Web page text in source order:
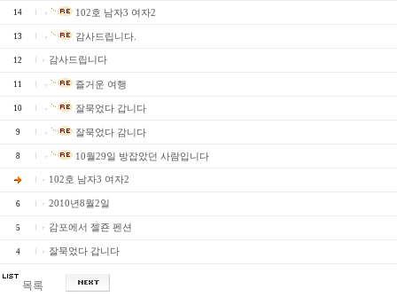
14 102호 남자3 여자2
13 감사드립니다.
12 감사드립니다
11 즐거운 여행
10 잘묵었다 갑니다
9 잘묵었다 감니다
8 10월29일 방잡았던 사람입니다
102호 남자3 여자2
6 2010년8월2일
5 감포에서 젤죤 펜션
4 잘묵었다 갑니다